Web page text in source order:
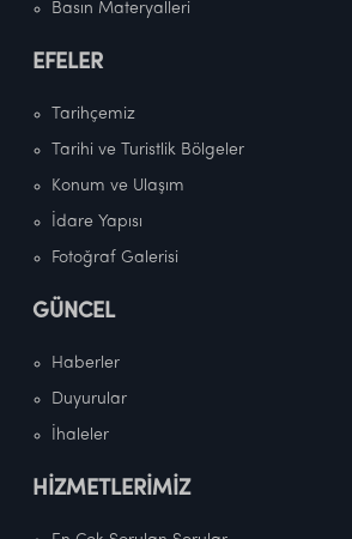
Basın Materyalleri
EFELER
Tarihçemiz
Tarihi ve Turistlik Bölgeler
Konum ve Ulaşım
İdare Yapısı
Fotoğraf Galerisi
GÜNCEL
Haberler
Duyurular
İhaleler
HİZMETLERİMİZ